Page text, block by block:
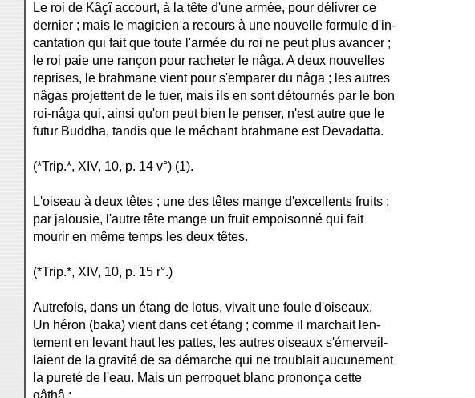
Le roi de Kâçî accourt, à la tête d'une armée, pour délivrer ce
dernier ; mais le magicien a recours à une nouvelle formule d'in-
cantation qui fait que toute l'armée du roi ne peut plus avancer ;
le roi paie une rançon pour racheter le nâga. A deux nouvelles
reprises, le brahmane vient pour s'emparer du nâga ; les autres
nâgas projettent de le tuer, mais ils en sont détournés par le bon
roi-nâga qui, ainsi qu'on peut bien le penser, n'est autre que le
futur Buddha, tandis que le méchant brahmane est Devadatta.
(*Trip.*, XIV, 10, p. 14 v°) (1).
L'oiseau à deux têtes ; une des têtes mange d'excellents fruits ;
par jalousie, l'autre tête mange un fruit empoisonné qui fait
mourir en même temps les deux têtes.
(*Trip.*, XIV, 10, p. 15 r°.)
Autrefois, dans un étang de lotus, vivait une foule d'oiseaux.
Un héron (baka) vient dans cet étang ; comme il marchait len-
tement en levant haut les pattes, les autres oiseaux s'émerveil-
laient de la gravité de sa démarche qui ne troublait aucunement
la pureté de l'eau. Mais un perroquet blanc prononça cette
gâthâ :